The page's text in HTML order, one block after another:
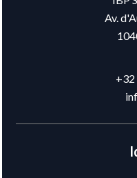
Av.
+32